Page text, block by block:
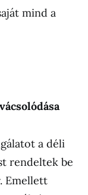
mind a
ácsolódása
a déli
rendeltek be
Emellett